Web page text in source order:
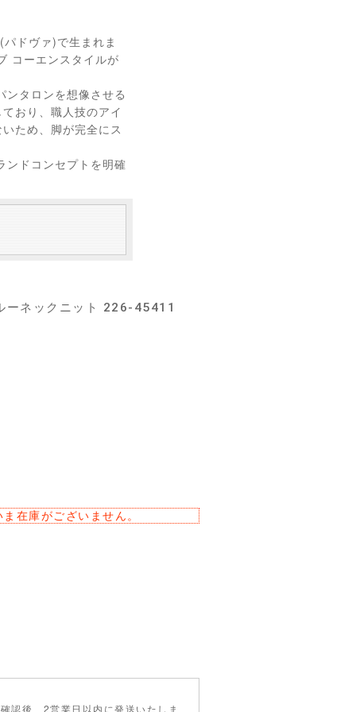
ドヴァ)で生まれま
コーエンスタイルが
ンタロンを想像させる
おり、職人技のアイ
ため、脚が完全にス
ンドコンセプトを明確
ーネックニット 226-45411
在庫がございません。
認後、2営業日以内に発送いたしま